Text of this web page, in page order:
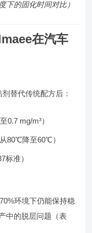
下的固化时间对比）
在汽车
替代传统配方后：
0.7 mg/m³）
80℃降至60℃）
标准）
环境下仍能保持稳
中的脱层问题（表